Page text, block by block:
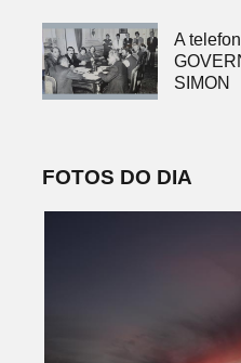
A
SIMON
FOTOS DO DIA